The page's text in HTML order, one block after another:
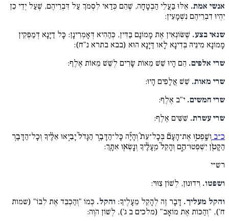
אנשי אמת. אֵלּוּ בַּעֲלֵי הַבְטָחָה, שֶׁהֵם כְּדַאי לִסְמֹךְ עַל דִּבְרֵיהֶם, שֶׁעַל יְדֵי כֵן
יִהְיוּ דִבְרֵיהֶם נִשְׁמָעִין:
שנאי בצע. שֶׁשּׂוֹנְאִין אֶת מָמוֹנָם בַּדִּין, כְּהַהִיא דְּאָמְרִינָן: כָּל דַיָּנָא דְּמַפְּקִין
מָמוֹנָא מִינֵּיהּ בְּדִינָא לָאו דַּיָּנָא הוּא (בבא בתרא נ"ח):
שרי אלפים. הֵם הָיוּ שֵׁשׁ מֵאוֹת שָׂרִים לְשֵׁשׁ מֵאוֹת אֶלֶף:
שרי מאות. שֵׁשׁ אֲלָפִים הָיוּ:
שרי חמשים. י"ב אֶלֶף:
שרי עשרת. שִׁשִּׁים אֶלֶף:
כ״ב וְשָֽׁפְט֣וּ אֶת־הָעָם֘ בְּכָל־עֵת֒ וְהָיָ֞ה כָּל־הַדָּבָ֤ר הַגָּדֹל֙ יָבִ֣יאוּ אֵלֶ֔יךָ וְכָל־הַדָּבָ֥ר
הַקָּטֹ֖ן יִשְׁפְּטוּ־הֵ֑ם וְהָקֵל֙ מֵֽעָלֶ֔יךָ וְנָֽשְׂא֖וּ אִתָּֽךְ:
רש״י
ושפטו. וִידוּנוּן, לְשׁוֹן צִוּוּי:
והקל מעליך. דָּבָר זֶה לְהָקֵל מֵעָלֶיךָ: והקל. כְּמוֹ "וְהַכְבֵּד אֶת לִבּוֹ" (שמות
ח'), "וְהַכּוֹת אֶת מוֹאָב" (מלכים ב ג'), לְשׁוֹן הֹוֶה: